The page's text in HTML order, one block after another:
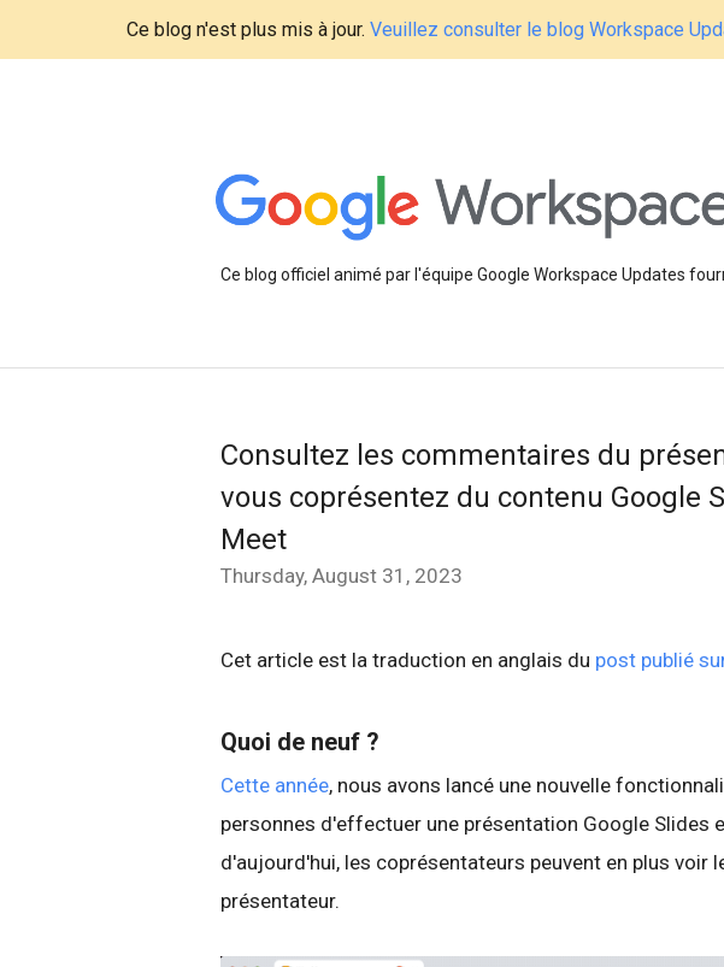
Ce blog n'est plus mis à jour. Veuillez consulter le blog Workspace
Ce blog officiel animé par l'équipe Google Workspace Updates
Consultez les commentaires du
vous coprésentez du contenu Google
Meet
Thursday, August 31, 2023
Cet article est la traduction en anglais du post publié
Quoi de neuf ?
Cette année, nous avons lancé une nouvelle
personnes d'effectuer une présentation Google Slides
d'aujourd'hui, les coprésentateurs peuvent en plus voir
présentateur.